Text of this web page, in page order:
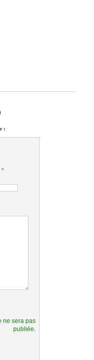
:
*
ne sera pas
publiée.